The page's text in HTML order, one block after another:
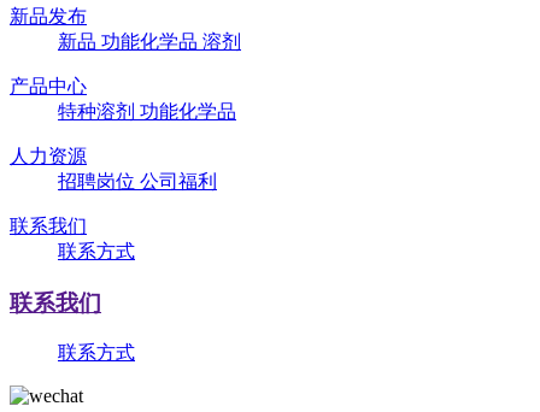
新品发布
新品 功能化学品 溶剂
产品中心
特种溶剂 功能化学品
人力资源
招聘岗位 公司福利
联系我们
联系方式
联系我们
联系方式